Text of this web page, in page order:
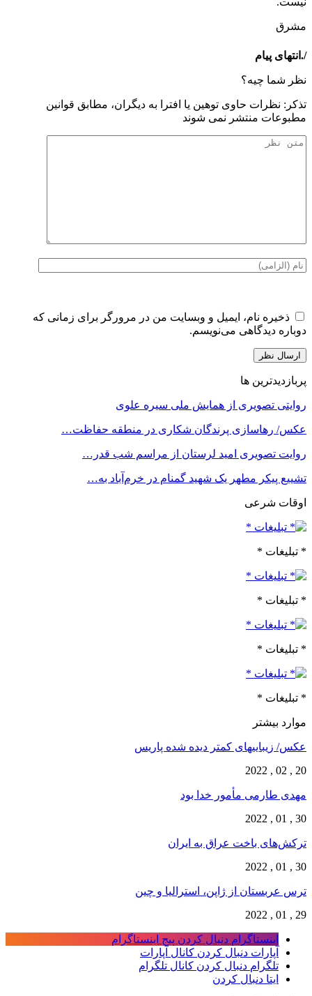
مشرق
/.انتهای پیام
نظر شما چیه؟
تذكر: نظرات حاوی توهين يا افترا به ديگران، مطابق قوانين
مطبوعات منتشر نمی شوند
ذخیره نام، ایمیل و وبسایت من در مرورگر برای زمانی که
دوباره دیدگاهی می‌نویسم.
پربازدیدترین ها
روایتی تصویری از همایش ملی سیره علوی
عکس/ رهاسازی پرندگان شکاری در منطقه حفاظت…
روایت تصویری امید لرستان از مراسم شب قدر…
تشییع پیکر مطهر یک شهید گمنام در خرم‌آباد به…
اوقات شرعی
* تبلیغات *
* تبلیغات *
* تبلیغات *
* تبلیغات *
موارد بیشتر
عکس/ زیبایی‎های کمتر دیده شده پاریس
20 , 02 , 2022
مهدی طارمی مأمور خدا بود
30 , 01 , 2022
ترکش‌های باخت عراق به ایران
30 , 01 , 2022
ترس عربستان از ژاپن، استرالیا و چین
29 , 01 , 2022
اینستاگرام دنبال کردن پیج اینستاگرام
آپارات دنبال کردن کانال آپارات
تلگرام دنبال کردن کانال تلگرام
ایتا دنبال کردن